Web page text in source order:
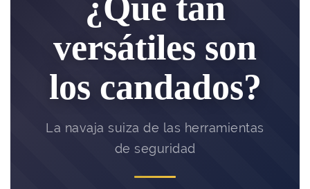
¿Qué tan
versátiles son
los candados?
La navaja suiza de las herramientas
de seguridad